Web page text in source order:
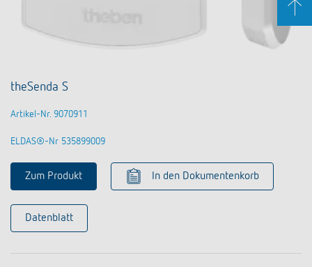
theSenda S
Artikel-Nr. 9070911
ELDAS®-Nr 535899009
Zum Produkt In den Dokumentenkorb
Datenblatt